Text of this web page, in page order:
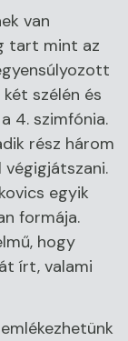
van
tart mint az
szélén és
4. szimfónia.
rész három
egyik
formája.
hogy
írt, valami